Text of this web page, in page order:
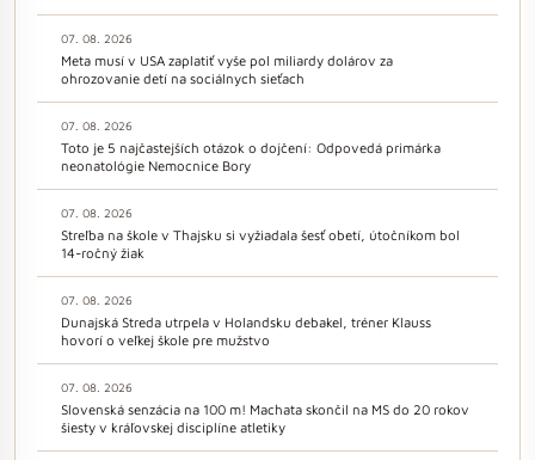
07. 08. 2026
Meta musí v USA zaplatiť vyše pol miliardy dolárov za
ohrozovanie detí na sociálnych sieťach
07. 08. 2026
Toto je 5 najčastejších otázok o dojčení: Odpovedá primárka
neonatológie Nemocnice Bory
07. 08. 2026
Streľba na škole v Thajsku si vyžiadala šesť obetí, útočníkom bol
14-ročný žiak
07. 08. 2026
Dunajská Streda utrpela v Holandsku debakel, tréner Klauss
hovorí o veľkej škole pre mužstvo
07. 08. 2026
Slovenská senzácia na 100 m! Machata skončil na MS do 20 rokov
šiesty v kráľovskej disciplíne atletiky